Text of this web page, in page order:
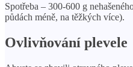
Spotřeba – 300-600 g
půdách méně, na těžkých více).
Ovlivňování plevele